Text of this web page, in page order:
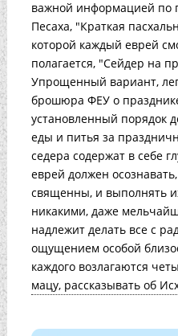
важной информацией по
Песаха, "Краткая
которой каждый еврей
полагается, "Сейдер на
Упрощенный вариант,
брошюра ФЕУ о
установленный порядок
еды и питья за
седера содержат в себе
еврей должен
священны, и выполнять
никакими, даже
надлежит делать все с
ощущением особой
каждого возлагаются
мацу, рассказывать об